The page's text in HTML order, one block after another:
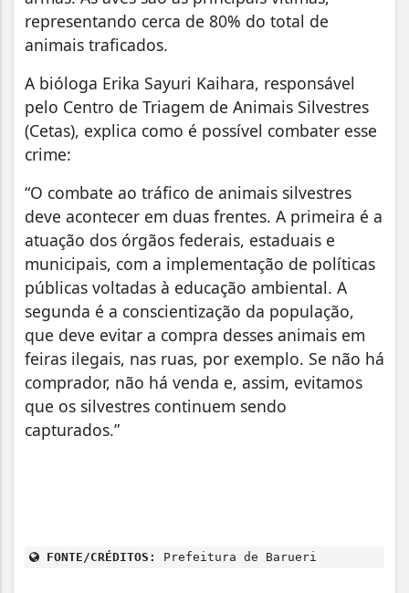
representando cerca de 80% do total de
animais traficados.
A bióloga Erika Sayuri Kaihara, responsável
pelo Centro de Triagem de Animais Silvestres
(Cetas), explica como é possível combater esse
crime:
“O combate ao tráfico de animais silvestres
deve acontecer em duas frentes. A primeira é a
atuação dos órgãos federais, estaduais e
municipais, com a implementação de políticas
públicas voltadas à educação ambiental. A
segunda é a conscientização da população,
que deve evitar a compra desses animais em
feiras ilegais, nas ruas, por exemplo. Se não há
comprador, não há venda e, assim, evitamos
que os silvestres continuem sendo
capturados.”
FONTE/CRÉDITOS: Prefeitura de Barueri